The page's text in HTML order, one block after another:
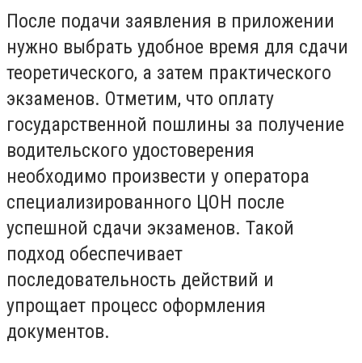
После подачи заявления в приложении
нужно выбрать удобное время для сдачи
теоретического, а затем практического
экзаменов. Отметим, что оплату
государственной пошлины за получение
водительского удостоверения
необходимо произвести у оператора
специализированного ЦОН после
успешной сдачи экзаменов. Такой
подход обеспечивает
последовательность действий и
упрощает процесс оформления
документов.